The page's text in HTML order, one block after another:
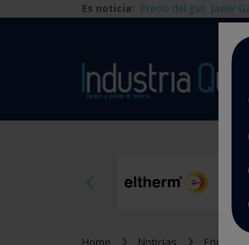
Es noticia: Precio del gas Javier
Home Noticias
Energía